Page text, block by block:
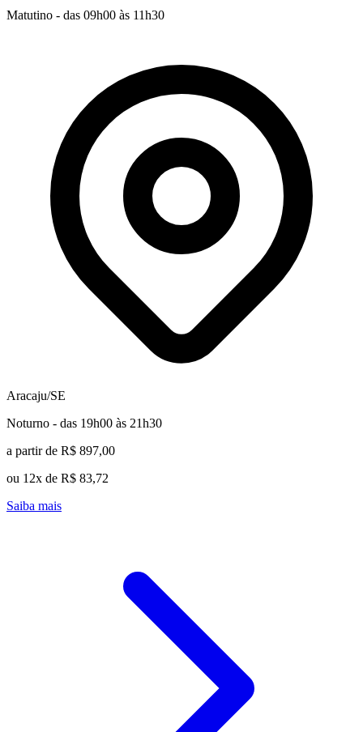
Matutino - das 09h00 às 11h30
Aracaju/SE
Noturno - das 19h00 às 21h30
a partir de R$ 897,00
ou 12x de R$ 83,72
Saiba mais